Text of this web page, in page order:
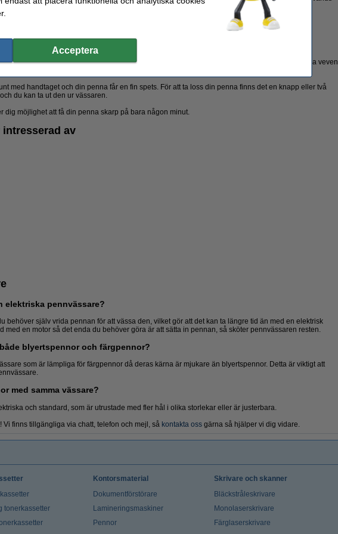
på 7,8mm.
liknande modell av elektrisk pennvässare men utan motor. Med denna modell måste du använda veven
modell är försedda med ett stopp så att din penna sitter på plats medan du vässar.
med handtaget och din penna får en fin spets. För att ta loss din penna finns det en knapp eller två
du kan ta ut den ur vässaren.
möjlighet att få din penna skarp på bara någon minut.
av
elektriska pennvässare?
behöver själv vrida pennan för att vässa den, vilket gör att det kan ta längre tid än med en elektrisk
med en motor så det enda du behöver göra är att sätta in pennan, så sköter pennvässaren resten.
blyertspennor och färgpennor?
som är lämpliga för färgpennor då deras kärna är mjukare än blyertspennor. Detta är viktigt att
med samma vässare?
och standard, som är utrustade med fler hål i olika storlekar eller är justerbara.
finns tillgängliga via chatt, telefon och mejl, så kontakta oss gärna så hjälper vi dig vidare.
tonerkassetter
Kontorsmaterial
Dokumentförstörare
Lamineringsmaskiner
Pennor
Skrivare och skanner
Bläckstråleskrivare
Monolaserskrivare
Färglaserskrivare
Acceptera